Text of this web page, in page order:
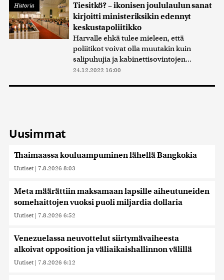
Historia
Tiesitkö? – ikonisen joululaulun sanat
kirjoitti ministeriksikin edennyt
keskustapoliitikko
Harvalle ehkä tulee mieleen, että
poliitikot voivat olla muutakin kuin
salipuhujia ja kabinettisovintojen...
24.12.2022 16:00
Uusimmat
Thaimaassa kouluampuminen lähellä Bangkokia
Uutiset | 7.8.2026 8:03
Meta määrättiin maksamaan lapsille aiheutuneiden
somehaittojen vuoksi puoli miljardia dollaria
Uutiset | 7.8.2026 6:52
Venezuelassa neuvottelut siirtymävaiheesta
alkoivat opposition ja väliaikaishallinnon välillä
Uutiset | 7.8.2026 6:12